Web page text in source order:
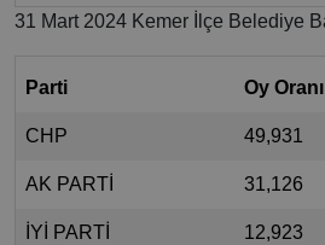
31 Mart 2024 Kemer İlçe Belediye
Parti Oy
CHP 49,931
AK PARTİ 31,126
İYİ PARTİ 12,923